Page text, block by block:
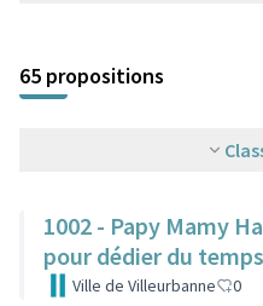
+
−
65 propositions
1002 - Papy Mamy
pour dédier du
Ville de Villeurbanne 0